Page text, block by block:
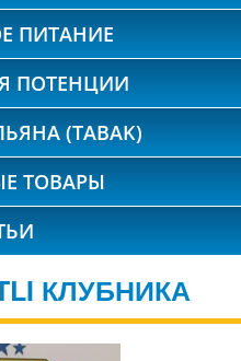
ПИТАНИЕ
ПОТЕНЦИИ
(TABAK)
ТОВАРЫ
КЛУБНИКА